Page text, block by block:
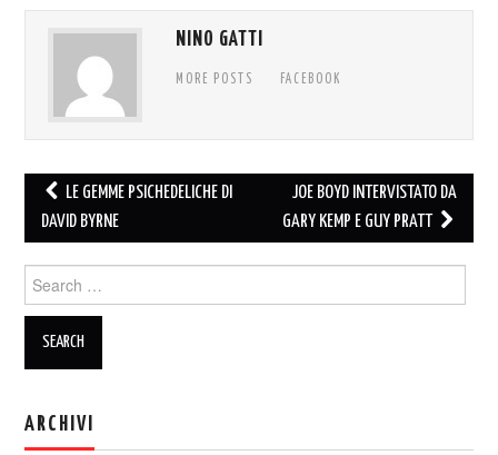
NINO GATTI
MORE POSTS FACEBOOK
Post
navigation
LE GEMME PSICHEDELICHE DI
DAVID BYRNE
JOE BOYD INTERVISTATO DA
GARY KEMP E GUY PRATT
for:
ARCHIVI